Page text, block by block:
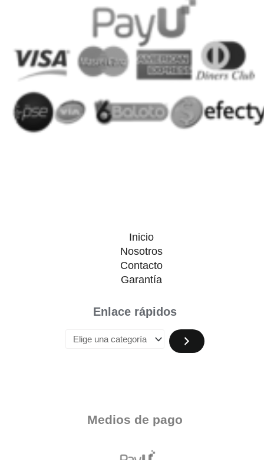
Inicio
Nosotros
Contacto
Garantía
Enlace rápidos
Medios de pago